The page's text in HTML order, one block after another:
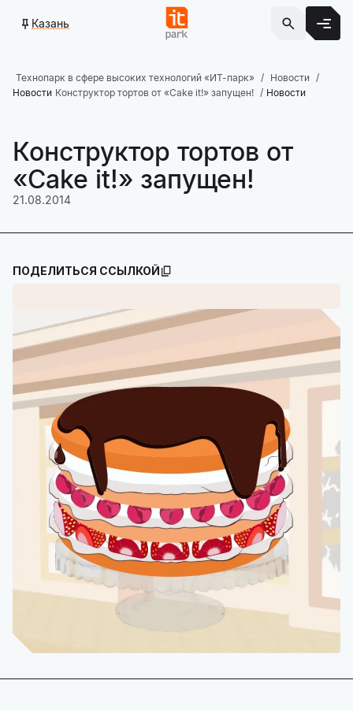
Казань
Технопарк в сфере высоких технологий «ИТ-парк»
Новости
Новости Конструктор тортов от «Cake it!» запущен! Новости
Конструктор тортов от
«Cake it!» запущен!
21.08.2014
ПОДЕЛИТЬСЯ ССЫЛКОЙ